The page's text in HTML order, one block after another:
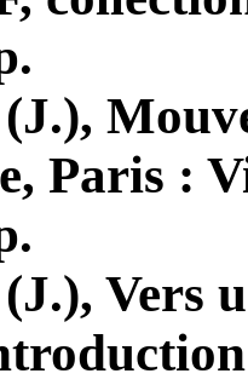
Paris :
Vers